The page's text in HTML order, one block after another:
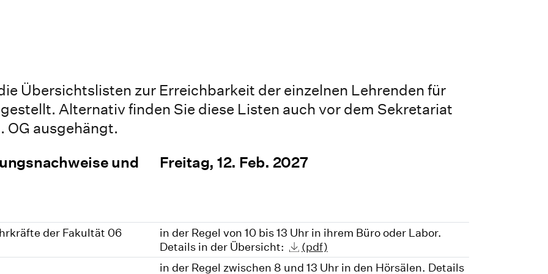
Übersichtslisten zur Erreichbarkeit der einzelnen Lehrenden für
Alternativ finden Sie diese Listen auch vor dem Sekretariat
OG ausgehängt.
und
Freitag, 12. Feb. 2027
der Fakultät 06
in der Regel von 10 bis 13 Uhr in ihrem Büro oder Labor.
Details in der Übersicht:
(pdf)
in der Regel zwischen 8 und 13 Uhr in den Hörsälen. Details